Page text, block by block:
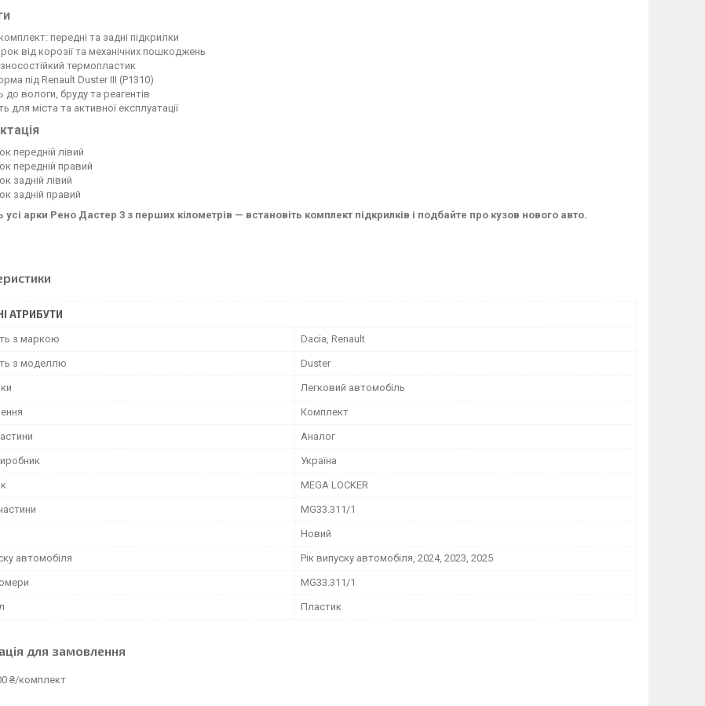
передні та задні підкрилки
від корозії та механічних пошкоджень
зносостійкий термопластик
під Renault Duster III (P1310)
до вологи, бруду та реагентів
для міста та активної експлуатації
передній лівий
передній правий
задній лівий
задній правий
усі арки Рено Дастер 3 з перших кілометрів — встановіть комплект підкрилків і подбайте про кузов нового авто.
АТРИБУТИ
з маркою Dacia, Renault
з моделлю Duster
Легковий автомобіль
Комплект
Аналог
Україна
MEGA LOCKER
MG33.311/1
Новий
автомобіля Рік випуску автомобіля, 2024, 2023, 2025
MG33.311/1
Пластик
для замовлення
₴/комплект